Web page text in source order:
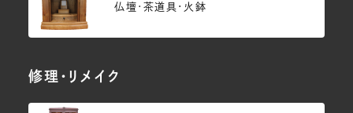
仏壇･茶道具・火鉢
修理・リメイク